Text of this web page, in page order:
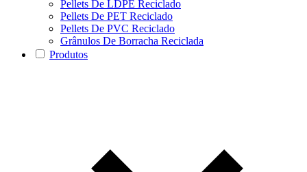
Pellets De LDPE Reciclado
Pellets De PET Reciclado
Pellets De PVC Reciclado
Grânulos De Borracha Reciclada
Produtos